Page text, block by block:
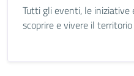
Tutti gli eventi, le iniziative
scoprire e vivere il